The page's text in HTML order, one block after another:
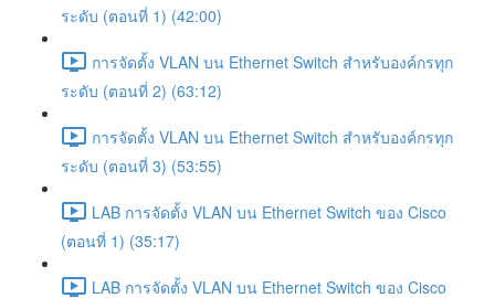
ระดับ (ตอนที่ 1) (42:00)
การจัดตั้ง VLAN บน Ethernet Switch สำหรับองค์กรทุก
ระดับ (ตอนที่ 2) (63:12)
การจัดตั้ง VLAN บน Ethernet Switch สำหรับองค์กรทุก
ระดับ (ตอนที่ 3) (53:55)
LAB การจัดตั้ง VLAN บน Ethernet Switch ของ Cisco
(ตอนที่ 1) (35:17)
LAB การจัดตั้ง VLAN บน Ethernet Switch ของ Cisco